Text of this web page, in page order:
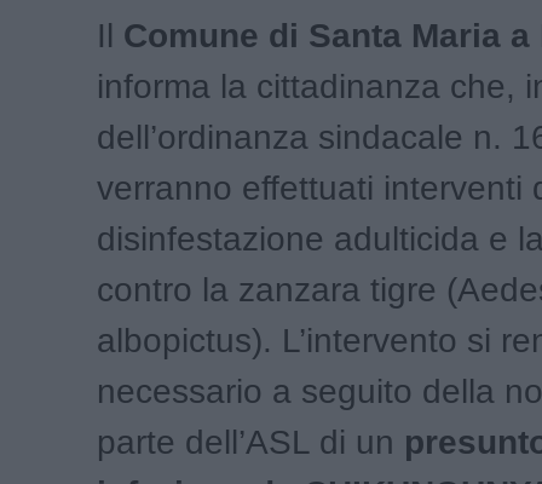
Il Comune di Santa Maria a
informa la cittadinanza che,
dell’ordinanza sindacale n.
verranno effettuati interventi
disinfestazione adulticida e
contro la zanzara tigre
albopictus). L’intervento si
necessario a seguito della
parte dell’ASL di un